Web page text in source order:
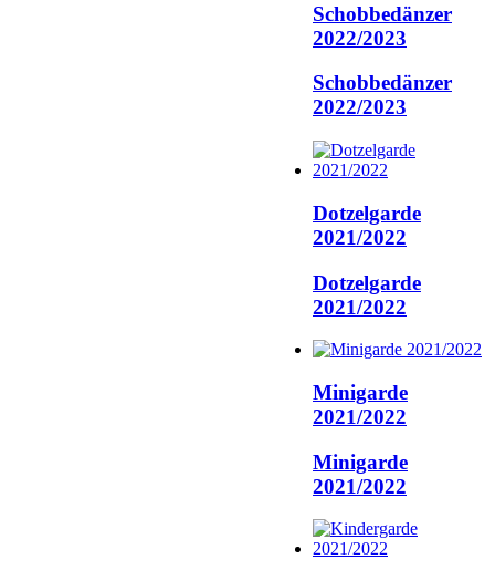
Schobbedänzer
2022/2023
Schobbedänzer
2022/2023
Dotzelgarde
2021/2022
Dotzelgarde
2021/2022
Minigarde
2021/2022
Minigarde
2021/2022